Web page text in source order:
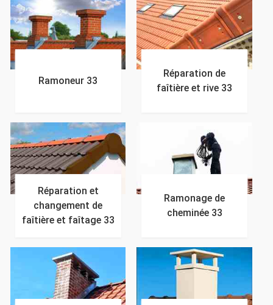
Ramoneur 33
Réparation de
faîtière et rive 33
Réparation et
changement de
faîtière et faîtage 33
Ramonage de
cheminée 33